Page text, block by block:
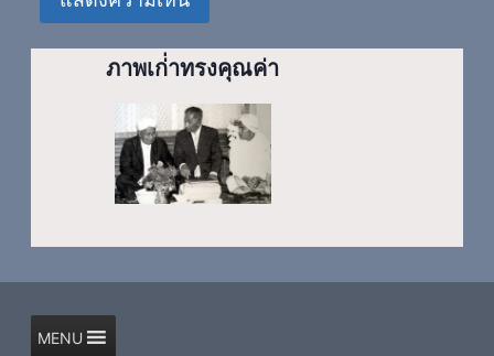
ภาพเก่่าทรงคุณค่า
MENU